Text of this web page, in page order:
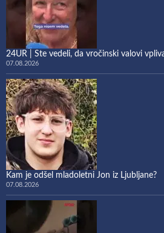
24UR | Ste vedeli, da vročinski valovi
07.08.2026
Kam je odšel mladoletni Jon iz Ljubljane?
07.08.2026